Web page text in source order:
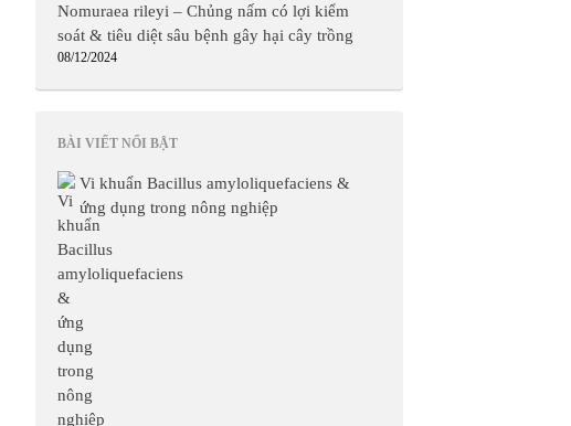
Nomuraea rileyi – Chủng nấm có lợi kiểm
soát & tiêu diệt sâu bệnh gây hại cây trồng
08/12/2024
BÀI VIẾT NỔI BẬT
Vi khuẩn Bacillus amyloliquefaciens &
ứng dụng trong nông nghiệp